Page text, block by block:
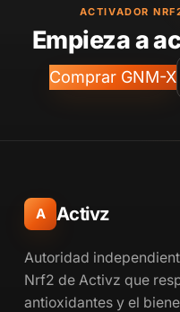
ACTIVADOR
Empieza a
Comprar GNM-X
A Activz
Autoridad
Nrf2 de Activz que
antioxidantes y el